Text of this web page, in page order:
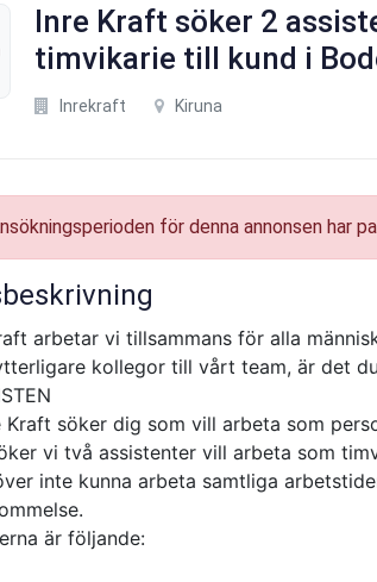
Inre Kraft söker 2
timvikarie till kund i
Inrekraft Kiruna
för denna annonsen har
arbetar vi tillsammans för alla
kollegor till vårt team, är det
Kraft söker dig som vill arbeta som
vi två assistenter vill arbeta som
inte kunna arbeta samtliga
är följande: